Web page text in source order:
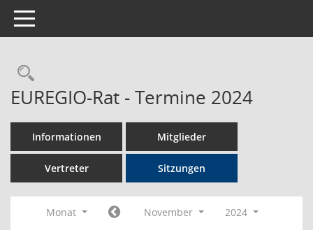
Toggle navigation
Rechercheauswahl
EUREGIO-Rat - Termine 2024
Informationen Mitglieder
Vertreter Sitzungen
Monat November
2024